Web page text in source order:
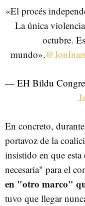
«El procés
La única
octubre.
mundo».
— EH Bildu
En concreto,
portavoz de la
insistido en que
necesaria" para el
en "otro marco"
tuvo que llegar